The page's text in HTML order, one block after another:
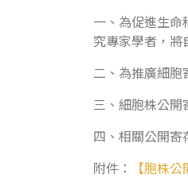
一、為促進生
究專家學者，將
二、為推廣細
三、細胞株公開
四、相關公開寄
附件：
【胞株